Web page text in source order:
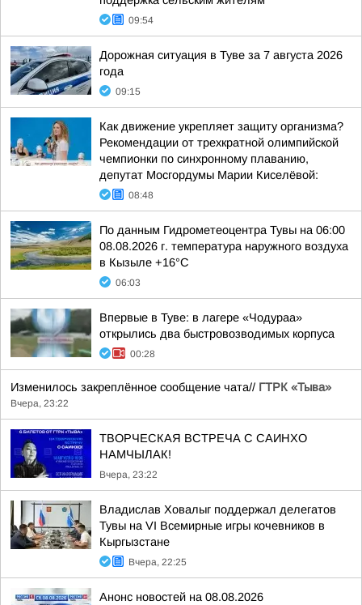
09:54
Дорожная ситуация в Туве за 7 августа 2026
года
09:15
Как движение укрепляет защиту организма?
Рекомендации от трехкратной олимпийской
чемпионки по синхронному плаванию,
депутат Мосгордумы Марии Киселёвой:
08:48
По данным Гидрометеоцентра Тувы на 06:00
08.08.2026 г. температура наружного воздуха
в Кызыле +16°С
06:03
Впервые в Туве: в лагере «Чодураа»
открылись два быстровозводимых корпуса
00:28
Изменилось закреплённое сообщение чата// ГТРК «Тыва»
Вчера, 23:22
ТВОРЧЕСКАЯ ВСТРЕЧА С САИНХО
НАМЧЫЛАК!
Вчера, 23:22
Владислав Ховалыг поддержал делегатов
Тувы на VI Всемирные игры кочевников в
Кыргызстане
Вчера, 22:25
Анонс новостей на 08.08.2026